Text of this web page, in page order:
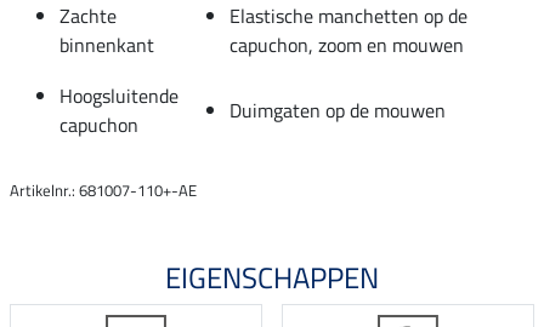
Zachte
binnenkant
Elastische manchetten op de
capuchon, zoom en mouwen
Hoogsluitende
capuchon
Duimgaten op de mouwen
Artikelnr.: 681007-110+-AE
EIGENSCHAPPEN